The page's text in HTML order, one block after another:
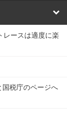
宇都宮競輪場
ースは適度に楽
国税庁のページへ